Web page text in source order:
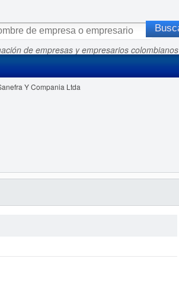
de empresas y empresarios colombianos
Y Compania Ltda